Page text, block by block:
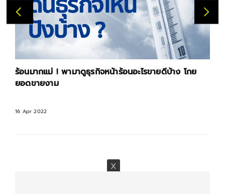
ร้อนมากแม่ ! พามาดูธุรกิจหน้าร้อนอะไรขายดีบ้าง โกย
ยอดขายงาม
16 Apr 2022